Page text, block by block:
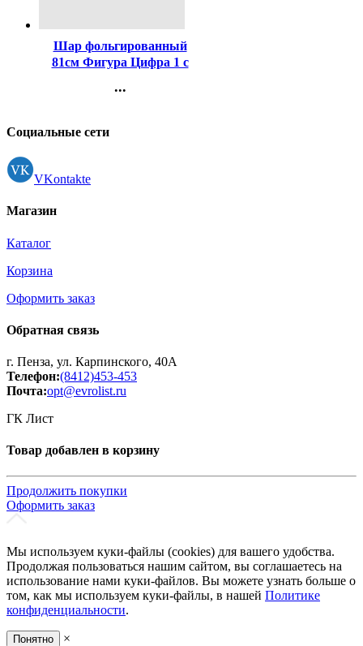
Шар фольгированный
81см Фигура Цифра 1 с
арт.2221035
...
Регистрация
Социальные сети
VKontakte
Магазин
Каталог
Корзина
Оформить заказ
Обратная связь
г. Пенза, ул. Карпинского, 40А
Телефон:(8412)453-453
Почта:opt@evrolist.ru
ГК Лист
Товар добавлен в корзину
Продолжить покупки
Оформить заказ
Мы используем куки-файлы (cookies) для вашего удобства.
Продолжая пользоваться нашим сайтом, вы соглашаетесь на
использование нами куки-файлов. Вы можете узнать больше о
том, как мы используем куки-файлы, в нашей Политике
конфиденциальности.
Понятно
×